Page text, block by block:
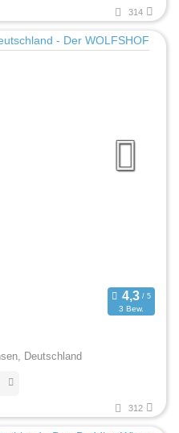
314
3 Bew.
Deutschland
312